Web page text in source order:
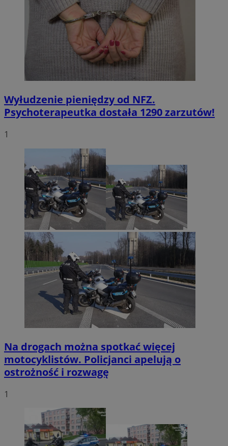
Wyłudzenie pieniędzy od NFZ.
Psychoterapeutka dostała 1290 zarzutów!
1
Na drogach można spotkać więcej
motocyklistów. Policjanci apelują o
ostrożność i rozwagę
1